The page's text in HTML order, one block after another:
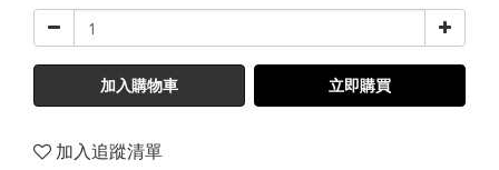
加入購物車 立即購買
加入追蹤清單